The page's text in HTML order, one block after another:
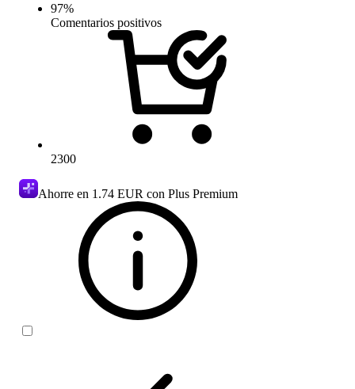
97%
Comentarios positivos
2300
Ahorre en 1.74 EUR con Plus Premium